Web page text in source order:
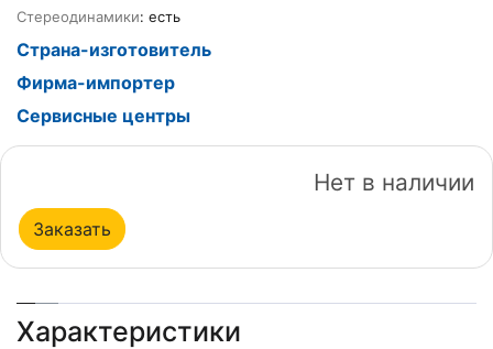
Стереодинамики: есть
Страна-изготовитель
Фирма-импортер
Сервисные центры
Нет в наличии
Заказать
Характеристики